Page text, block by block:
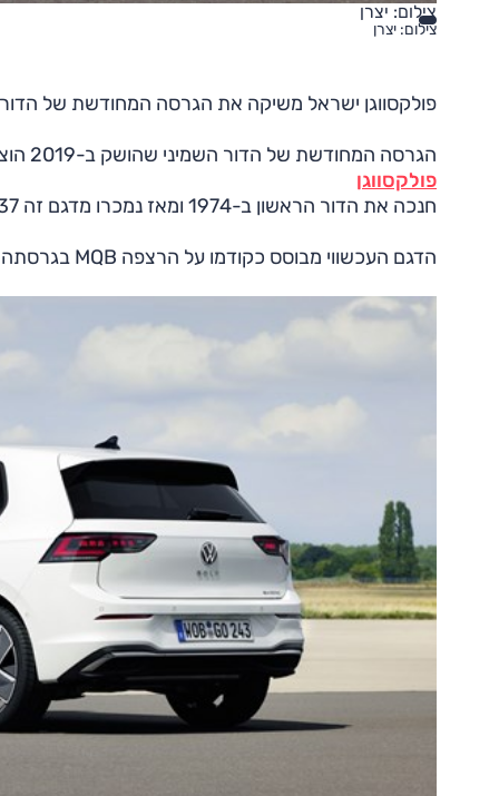
צילום: יצרן
צילום: יצרן
פולקסווגן ישראל משיקה את הגרסה המחודשת של הדור
הגרסה המחודשת של הדור השמיני שהושק ב-2019 הוצגה בינואר השנה, במסגרת ציון חמישים שנים לגולף.
פולקסווגן
חנכה את הדור הראשון ב-1974 ומאז נמכרו מדגם זה 37 מיליון יחידות.
הדגם העכשווי מבוסס כקודמו על הרצפה MQB בגרסתה המשודרגת 'איוו', כמו בדגמים רבים בקבוצת פולקסווגן.